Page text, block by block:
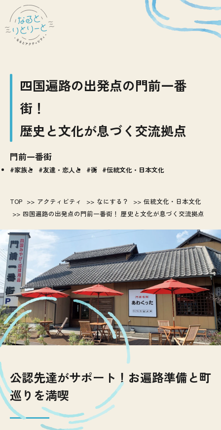
四国遍路の出発点の門前一番
街！
歴史と文化が息づく交流拠点
門前一番街
家族と 友達・恋人と 街 伝統文化・日本文化
TOP アクティビティ なにする？
伝統文化・日本文化
四国遍路の出発点の門前一番街！ 歴史と文化が息づく交流拠点
公認先達がサポート！お遍路準備と町
巡りを満喫